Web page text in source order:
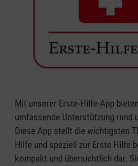
Mit unserer Erste-Hilfe-App
umfassende Unterstützung rund
Diese App stellt die wichtigsten
Hilfe und speziell zur Erste Hilfe
kompakt und übersichtlich dar.